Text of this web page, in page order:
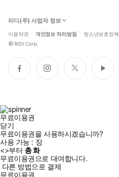
리디(주) 사업자 정보
이용약관 개인정보 처리방침 청소년보호정책
© RIDI Corp.
페
이
인
스
트
위
유
튜
무료이용권
닫기
무료이용권을 사용하시겠습니까?
사용 가능 : 장
<>부터 총화
무료이용권으로 대여합니다.
다른 방법으로 결제
무료이용권